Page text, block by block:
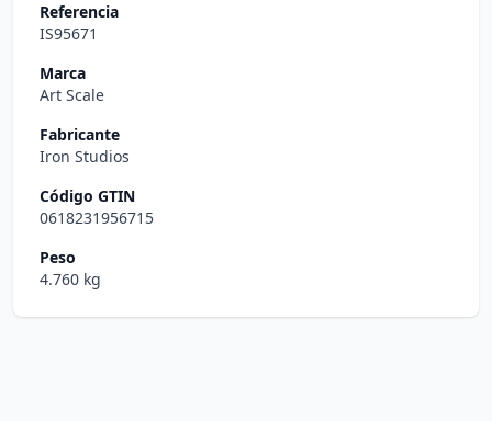
Referencia
IS95671
Marca
Art Scale
Fabricante
Iron Studios
Código GTIN
0618231956715
Peso
4.760 kg